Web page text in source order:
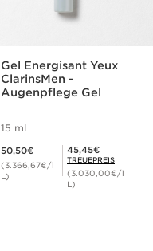
Gel Energisant Yeux
ClarinsMen -
Augenpflege Gel
15 ml
50,50€
(3.366,67€/1
L)
Mitgliederpreis 45,45€
45,45€
TREUEPREIS
(3.030,00€/1
L)